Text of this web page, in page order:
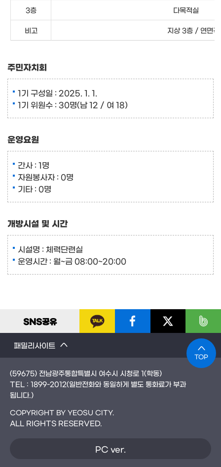
3층 다목적실
비고 지상 3층 / 연면
주민자치회
1기 구성일 : 2025. 1. 1.
1기 위원수 : 30명(남 12 / 여 18)
운영요원
간사 : 1명
자원봉사자 : 0명
기타 : 0명
개방시설 및 시간
시설명 : 체력단련실
운영시간 : 월~금 08:00~20:00
SNS공유
패밀리사이트
TOP
(59675) 전남광주통합특별시 여수시 시청로 1(학동)
TEL : 1899-2012(일반전화와 동일하게 별도 통화료가 부과
됩니다.)
COPYRIGHT BY YEOSU CITY.
ALL RIGHTS RESERVED.
PC ver.